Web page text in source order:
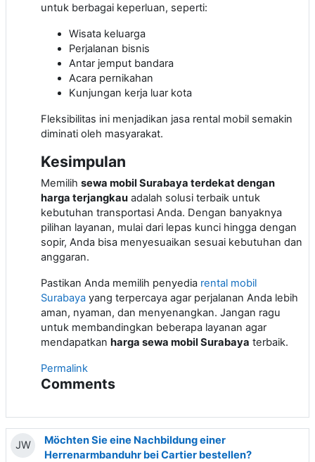
untuk berbagai keperluan, seperti:
Wisata keluarga
Perjalanan bisnis
Antar jemput bandara
Acara pernikahan
Kunjungan kerja luar kota
Fleksibilitas ini menjadikan jasa rental mobil semakin
diminati oleh masyarakat.
Kesimpulan
Memilih sewa mobil Surabaya terdekat dengan
harga terjangkau adalah solusi terbaik untuk
kebutuhan transportasi Anda. Dengan banyaknya
pilihan layanan, mulai dari lepas kunci hingga dengan
sopir, Anda bisa menyesuaikan sesuai kebutuhan dan
anggaran.
Pastikan Anda memilih penyedia rental mobil
Surabaya yang terpercaya agar perjalanan Anda lebih
aman, nyaman, dan menyenangkan. Jangan ragu
untuk membandingkan beberapa layanan agar
mendapatkan harga sewa mobil Surabaya terbaik.
Permalink
Comments
JW
Möchten Sie eine Nachbildung einer
Herrenarmbanduhr bei Cartier bestellen?